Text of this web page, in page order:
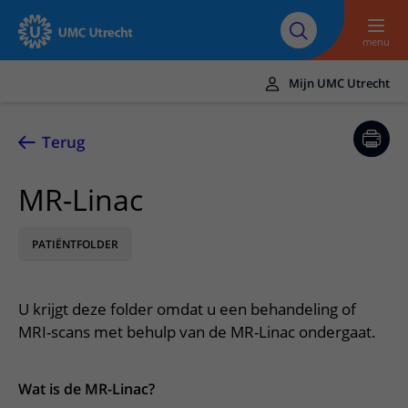
Naar hoofdinhoud
Over UMC
Utrecht
Research
Werken bij het UMC
Utrecht
menu
UMC Utrecht
Zorg en behandeling
Ziekten en aandoeningen
Poliklinieken
Onze zorgverleners
Afspraak en opname
Bezoek aan de polikliniek
Voorbereiding op uw afspraak
Op bezoek in het UMC Utrecht
Winkels en restaurants
Contact en route
Contactgegevens
Mijn UMC Utrecht
Terug
MR-Linac
PATIËNTFOLDER
U krijgt deze folder omdat u een behandeling of
MRI-scans met behulp van de MR-Linac ondergaat.
Wat is de MR-Linac?